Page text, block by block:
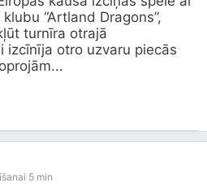
“Artland Dragons”,
turnīra otrajā
izcīnīja otro uzvaru piecās
5 min